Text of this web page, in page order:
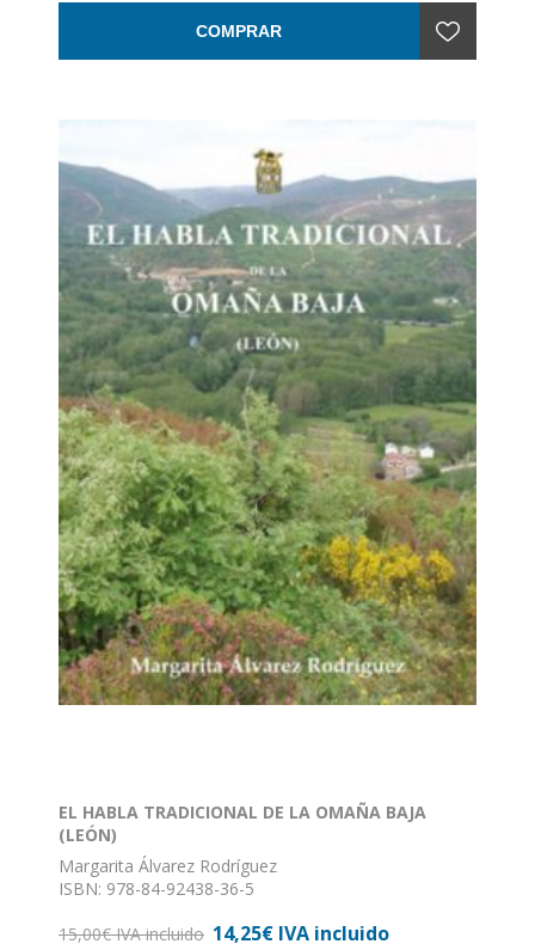
COMPRAR
EL HABLA TRADICIONAL DE LA OMAÑA BAJA
(LEÓN)
Margarita Álvarez Rodríguez
ISBN: 978-84-92438-36-5
Nº de páginas: 302
15,00€ IVA incluido 14,25€ IVA incluido